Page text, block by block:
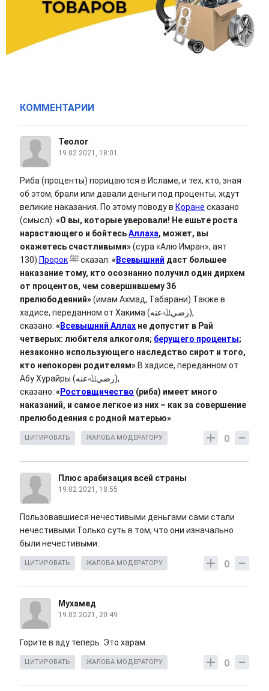
КОММЕНТАРИИ
Теолог
19.02.2021, 18:01
Риба (проценты) порицаются в Исламе, и тех, кто, зная
об этом, брали или давали деньги под проценты, ждут
великие наказания. По этому поводу в Коране сказано
(смысл): «О вы, которые уверовали! Не ешьте роста
нарастающего и бойтесьАллаха, может, вы
окажетесь счастливыми»(сура «Алю Имран», аят
130).Пророк ﷺ сказал: «Всевышний даст большее
наказание тому, кто осознанно получил один дирхем
от процентов, чем совершившему 36
прелюбодеяний»(имам Ахмад, Табарани).Также в
хадисе, переданном от Хакима (ﺭﺿﻲﷲﻋﻨﻪ),
сказано: «Всевышний Аллах не допустит в Рай
четверых: любителя алкоголя; берущего проценты;
незаконно использующего наследство сирот и того,
кто непокорен родителям».В хадисе, переданном от
Абу Хурайры (ﺭﺿﻲﷲﻋﻨﻪ),
сказано: «Ростовщичество (риба) имеет много
наказаний, и самое легкое из них – как за совершение
прелюбодеяния с родной матерью».
0
ЦИТИРОВАТЬ ЖАЛОБА МОДЕРАТОРУ
Плюс арабизация всей страны
19.02.2021, 18:55
Пользовавшиеся нечестивыми деньгами сами стали
нечестивыми.Только суть в том, что они изначально
были нечестивыми.
0
ЦИТИРОВАТЬ ЖАЛОБА МОДЕРАТОРУ
Мухамед
19.02.2021, 20:49
Горите в аду теперь. Это харам.
0
ЦИТИРОВАТЬ ЖАЛОБА МОДЕРАТОРУ